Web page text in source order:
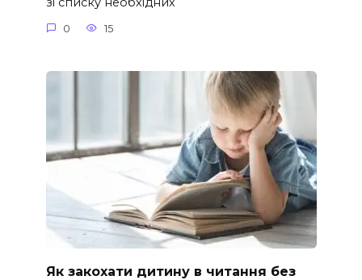
0 15
Як закохати дитину в читання без